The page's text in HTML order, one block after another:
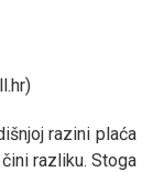
razini plaća
razliku. Stoga